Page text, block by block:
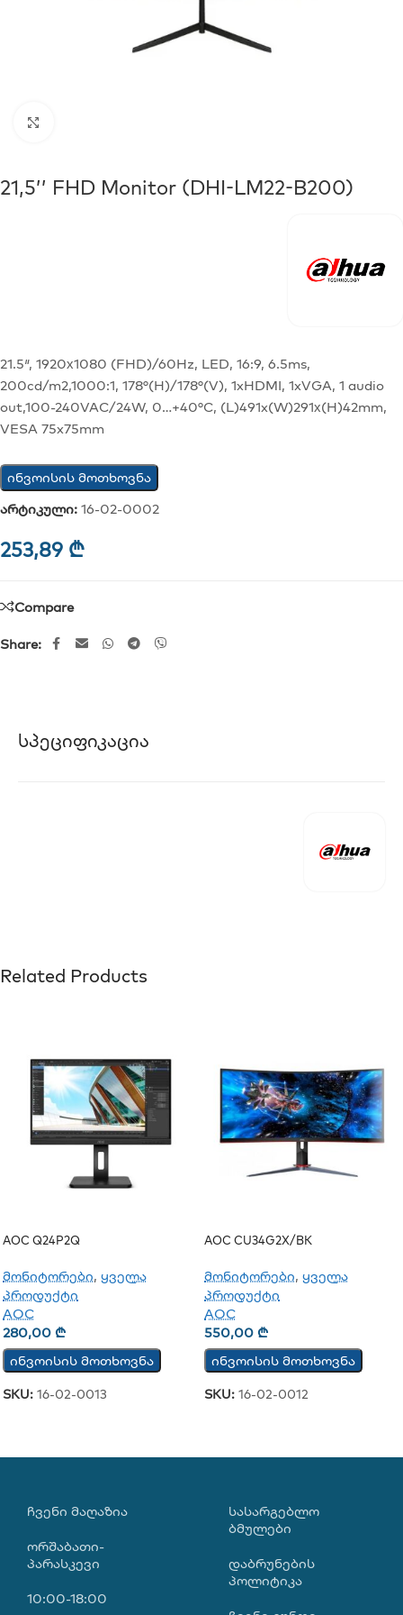
21,5’’ FHD Monitor (DHI-LM22-B200)
21.5″, 1920х1080 (FHD)/60Hz, LED, 16:9, 6.5ms,
200cd/m2,1000:1, 178°(H)/178°(V), 1xHDMI, 1xVGA, 1 audio
out,100-240VAC/24W, 0…+40°C, (L)491x(W)291х(H)42mm,
VESA 75x75mm
ინვოისის მოთხოვნა
არტიკული: 16-02-0002
253,89 ₾
Compare
Share:
Სპეციფიკაცია
Related Products
AOC Q24P2Q
მონიტორები, ყველა
პროდუქტი
AOC
280,00 ₾
ინვოისის მოთხოვნა
SKU: 16-02-0013
AOC CU34G2X/BK
მონიტორები, ყველა
პროდუქტი
AOC
550,00 ₾
ინვოისის მოთხოვნა
SKU: 16-02-0012
ᲩᲕᲔᲜᲘ ᲛᲐᲦᲐᲖᲘᲐ
ორშაბათი-
პარასკევი
10:00-18:00
ᲡᲐᲡᲐᲠᲒᲔᲑᲚᲝ
ᲑᲛᲣᲚᲔᲑᲘ
დაბრუნების
პოლიტიკა